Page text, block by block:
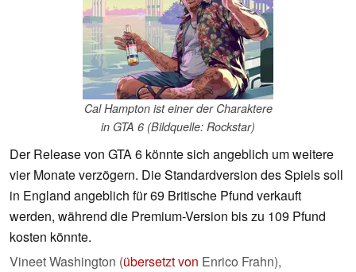
Cal Hampton ist einer der Charaktere
in GTA 6 (Bildquelle: Rockstar)
Der Release von GTA 6 könnte sich angeblich um weitere
vier Monate verzögern. Die Standardversion des Spiels soll
in England angeblich für 69 Britische Pfund verkauft
werden, während die Premium-Version bis zu 109 Pfund
kosten könnte.
Vineet Washington (übersetzt von Enrico Frahn),